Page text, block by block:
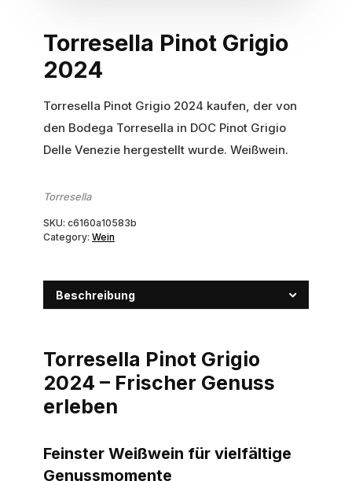
Torresella Pinot Grigio
2024
Torresella Pinot Grigio 2024 kaufen, der von
den Bodega Torresella in DOC Pinot Grigio
Delle Venezie hergestellt wurde. Weißwein.
Torresella
SKU: c6160a10583b
Category: Wein
Beschreibung
Torresella Pinot Grigio
2024 – Frischer Genuss
erleben
Feinster Weißwein für vielfältige
Genussmomente